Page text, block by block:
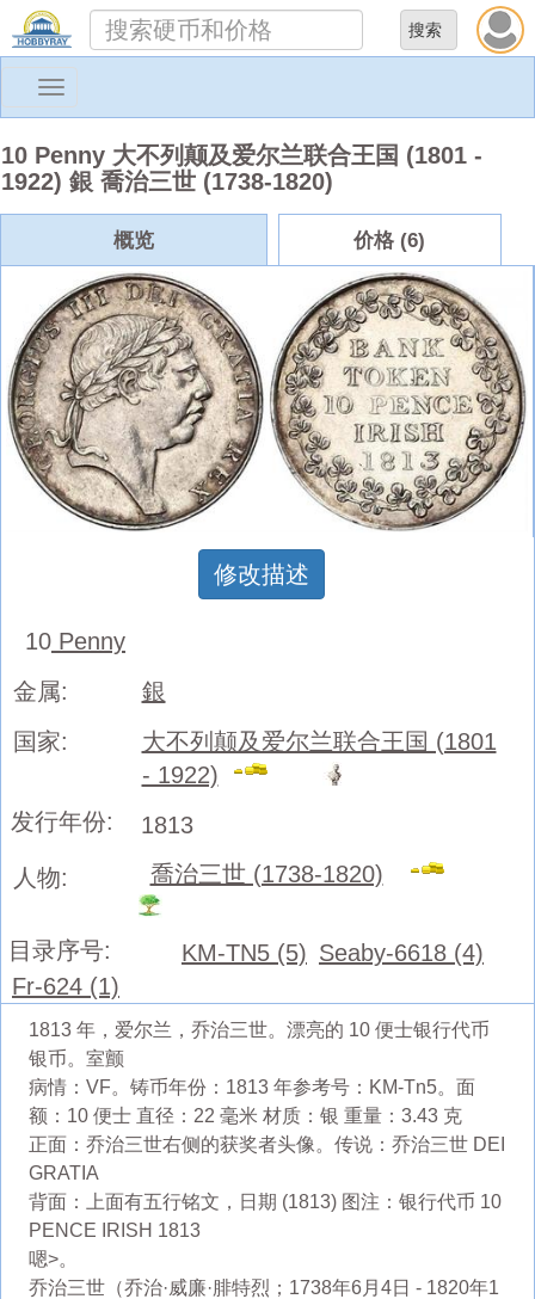
Toggle
10 Penny 大不列颠及爱尔兰联合王国 (1801 -
1922) 銀 喬治三世 (1738-1820)
概览 价格 (6)
修改描述
10 Penny
金属:
銀
国家:
大不列颠及爱尔兰联合王国 (1801
- 1922)
发行年份:
1813
人物:
喬治三世 (1738-1820)
目录序号: KM-TN5 (5) Seaby-6618 (4)
Fr-624 (1)
1813 年，爱尔兰，乔治三世。漂亮的 10 便士银行代币
银币。室颤
病情：VF。铸币年份：1813 年参考号：KM-Tn5。面
额：10 便士 直径：22 毫米 材质：银 重量：3.43 克
正面：乔治三世右侧的获奖者头像。传说：乔治三世 DEI
GRATIA
背面：上面有五行铭文，日期 (1813) 图注：银行代币 10
PENCE IRISH 1813
嗯>。
乔治三世（乔治·威廉·腓特烈；1738年6月4日 - 1820年1